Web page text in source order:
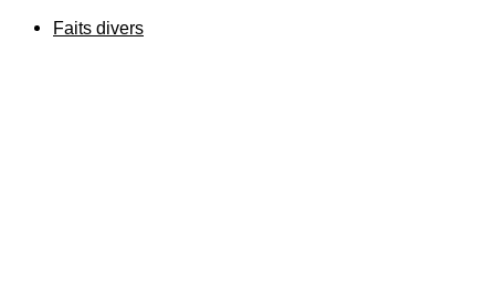
Faits divers